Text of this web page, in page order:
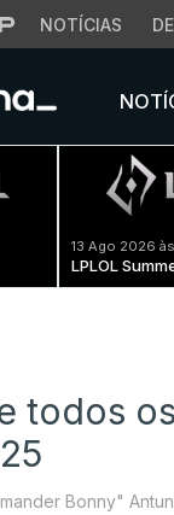
NOTÍCIAS
13 Ago 2026
LPLOL
todos
Bonny"